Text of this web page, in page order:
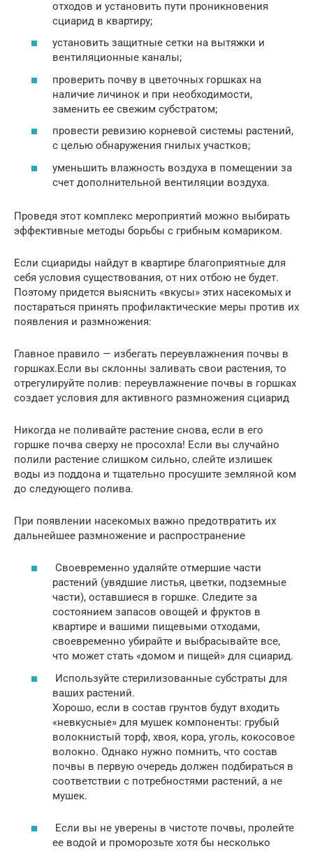
отходов и установить пути проникновения
сциарид в квартиру;
установить защитные сетки на вытяжки и
вентиляционные каналы;
проверить почву в цветочных горшках на
наличие личинок и при необходимости,
заменить ее свежим субстратом;
провести ревизию корневой системы растений,
с целью обнаружения гнилых участков;
уменьшить влажность воздуха в помещении за
счет дополнительной вентиляции воздуха.
Проведя этот комплекс мероприятий можно выбирать
эффективные методы борьбы с грибным комариком.
Если сциариды найдут в квартире благоприятные для
себя условия существования, от них отбою не будет.
Поэтому придется выяснить «вкусы» этих насекомых и
постараться принять профилактические меры против их
появления и размножения:
Главное правило — избегать переувлажнения почвы в
горшках.Если вы склонны заливать свои растения, то
отрегулируйте полив: переувлажнение почвы в горшках
создает условия для активного размножения сциарид
Никогда не поливайте растение снова, если в его
горшке почва сверху не просохла! Если вы случайно
полили растение слишком сильно, слейте излишек
воды из поддона и тщательно просушите земляной ком
до следующего полива.
При появлении насекомых важно предотвратить их
дальнейшее размножение и распространение
Своевременно удаляйте отмершие части
растений (увядшие листья, цветки, подземные
части), оставшиеся в горшке. Cледите за
состоянием запасов овощей и фруктов в
квартире и вашими пищевыми отходами,
своевременно убирайте и выбрасывайте все,
что может стать «домом и пищей» для сциарид.
Используйте стерилизованные субстраты для
ваших растений.
Хорошо, если в состав грунтов будут входить
«невкусные» для мушек компоненты: грубый
волокнистый торф, хвоя, кора, уголь, кокосовое
волокно. Однако нужно помнить, что состав
почвы в первую очередь должен подбираться в
соответствии с потребностями растений, а не
мушек.
Если вы не уверены в чистоте почвы, пролейте
ее водой и проморозьте хотя бы несколько